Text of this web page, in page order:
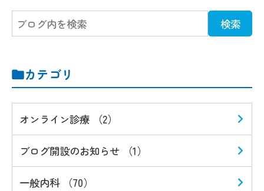
カテゴリ
オンライン診療 （2）
ブログ開設のお知らせ （1）
一般内科 （70）